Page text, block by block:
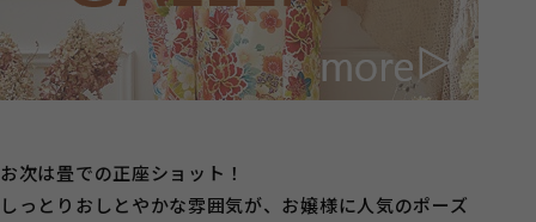
お次は畳での正座ショット！
しっとりおしとやかな雰囲気が、お嬢様に人気のポーズ